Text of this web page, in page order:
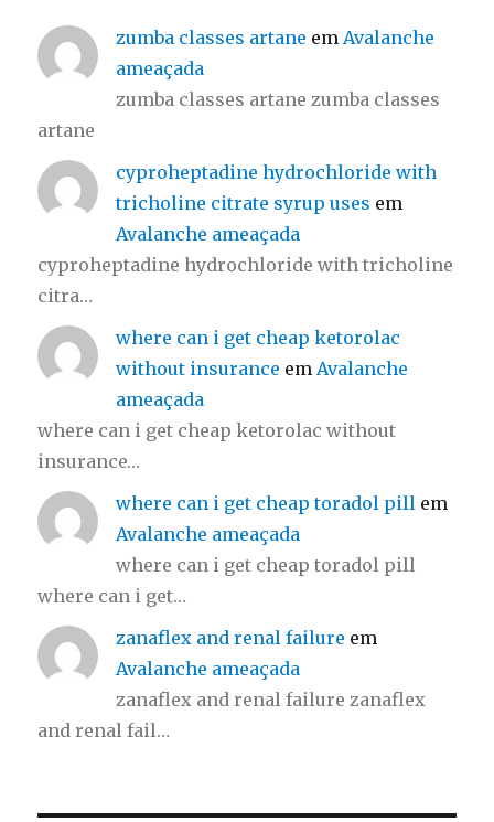
zumba classes artane em Avalanche
ameaçada
zumba classes artane zumba classes
artane
cyproheptadine hydrochloride with
tricholine citrate syrup uses em
Avalanche ameaçada
cyproheptadine hydrochloride with tricholine
citra…
where can i get cheap ketorolac
without insurance em Avalanche
ameaçada
where can i get cheap ketorolac without
insurance…
where can i get cheap toradol pill em
Avalanche ameaçada
where can i get cheap toradol pill
where can i get…
zanaflex and renal failure em
Avalanche ameaçada
zanaflex and renal failure zanaflex
and renal fail…